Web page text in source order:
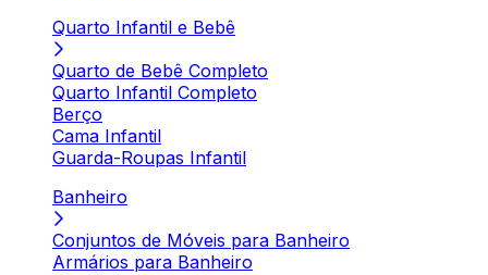
Quarto Infantil e Bebê
Quarto de Bebê Completo
Quarto Infantil Completo
Berço
Cama Infantil
Guarda-Roupas Infantil
Banheiro
Conjuntos de Móveis para Banheiro
Armários para Banheiro